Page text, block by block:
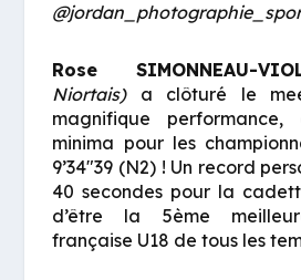
Rose SIMONNEAU-
Niortais)a clôturé le
magnifique
minima pour les
9’34″39 (N2) ! Un record
40 secondes pour la
d’être la 5ème
française U18 de tous les